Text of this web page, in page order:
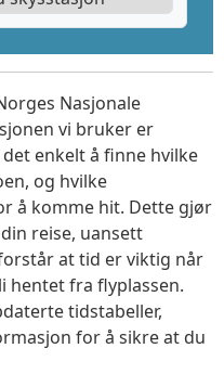
Nasjonale
vi bruker er
enkelt å finne hvilke
og hvilke
å komme hit. Dette gjør
reise, uansett
at tid er viktig når
hentet fra flyplassen.
tidstabeller,
for å sikre at du